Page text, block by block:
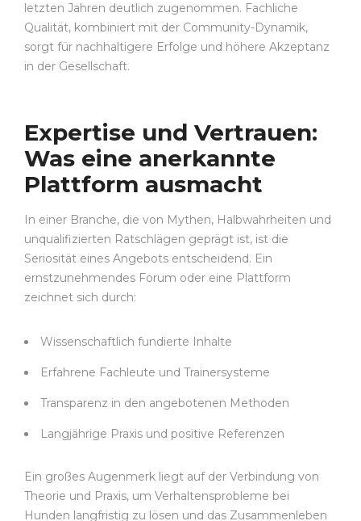
letzten Jahren deutlich zugenommen. Fachliche
Qualität, kombiniert mit der Community-Dynamik,
sorgt für nachhaltigere Erfolge und höhere Akzeptanz
in der Gesellschaft.
Expertise und Vertrauen:
Was eine anerkannte
Plattform ausmacht
In einer Branche, die von Mythen, Halbwahrheiten und
unqualifizierten Ratschlägen geprägt ist, ist die
Seriosität eines Angebots entscheidend. Ein
ernstzunehmendes Forum oder eine Plattform
zeichnet sich durch:
Wissenschaftlich fundierte Inhalte
Erfahrene Fachleute und Trainersysteme
Transparenz in den angebotenen Methoden
Langjährige Praxis und positive Referenzen
Ein großes Augenmerk liegt auf der Verbindung von
Theorie und Praxis, um Verhaltensprobleme bei
Hunden langfristig zu lösen und das Zusammenleben